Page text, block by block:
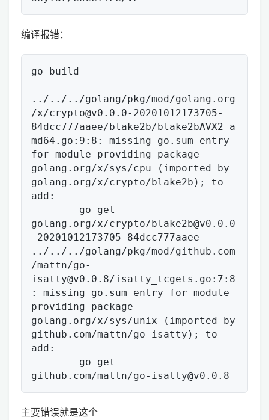
编译报错：
go build
../../../golang/pkg/mod/golang.org
/x/crypto@v0.0.0-20201012173705-
84dcc777aaee/blake2b/blake2bAVX2_a
md64.go:9:8: missing go.sum entry
for module providing package
golang.org/x/sys/cpu (imported by
golang.org/x/crypto/blake2b); to
add:
golang.org/x/crypto/blake2b@v0.0.0
-20201012173705-84dcc777aaee
../../../golang/pkg/mod/github.com
/mattn/go-
isatty@v0.0.8/isatty_tcgets.go:7:8
: missing go.sum entry for module
providing package
golang.org/x/sys/unix (imported by
github.com/mattn/go-isatty); to
add:
主要错误就是这个